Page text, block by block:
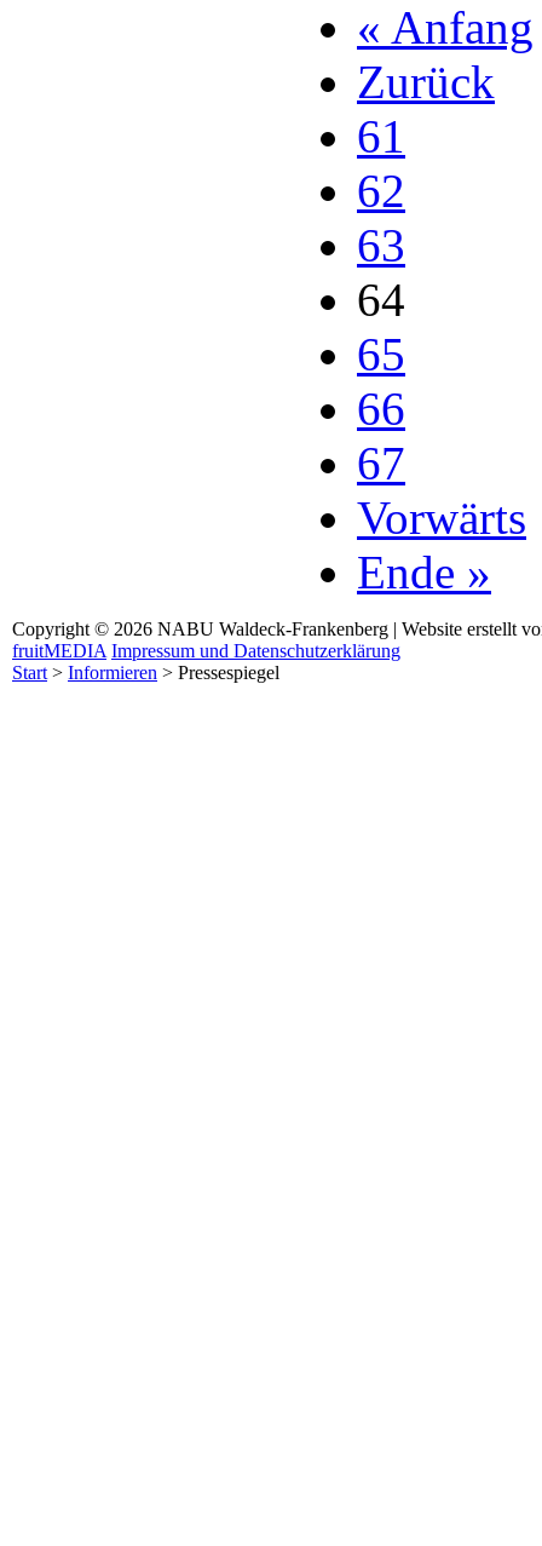
« Anfang
Zurück
61
62
63
64
65
66
67
Vorwärts
Ende »
Copyright © 2026 NABU Waldeck-Frankenberg | Website erstellt
fruitMEDIA Impressum und Datenschutzerklärung
Start> Informieren > Pressespiegel